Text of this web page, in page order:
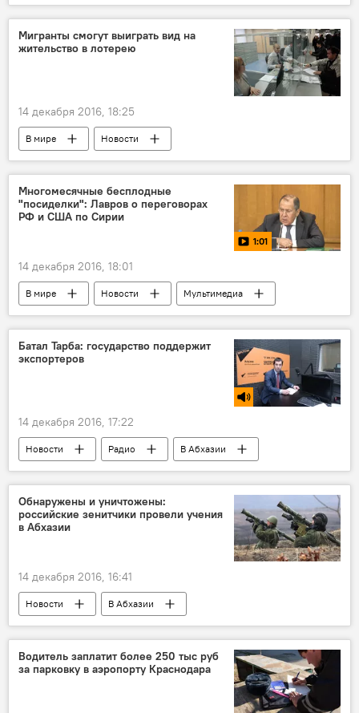
Новый год в Абхазии: итоги и события
Мигранты смогут выиграть вид на
жительство в лотерею
14 декабря 2016, 18:25
В мире Новости
Многомесячные бесплодные
"посиделки": Лавров о переговорах
РФ и США по Сирии
1:01
14 декабря 2016, 18:01
В мире Новости
Мультимедиа
Видео
Батал Тарба: государство поддержит
экспортеров
14 декабря 2016, 17:22
Новости Радио В Абхазии
Обнаружены и уничтожены:
российские зенитчики провели учения
в Абхазии
14 декабря 2016, 16:41
Новости В Абхазии
Водитель заплатит более 250 тыс руб
за парковку в аэропорту Краснодара